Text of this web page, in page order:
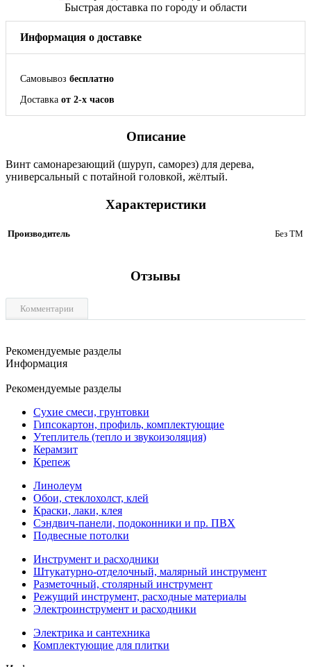
Быстрая доставка по городу и области
Информация о доставке
Самовывоз бесплатно
Доставка от 2-х часов
Описание
Винт самонарезающий (шуруп, саморез) для дерева,
универсальный с потайной головкой, жёлтый.
Характеристики
Производитель Без ТМ
Отзывы
Комментарии
Рекомендуемые разделы
Информация
Рекомендуемые разделы
Сухие смеси, грунтовки
Гипсокартон, профиль, комплектующие
Утеплитель (тепло и звукоизоляция)
Керамзит
Крепеж
Линолеум
Обои, стеклохолст, клей
Краски, лаки, клея
Сэндвич-панели, подоконники и пр. ПВХ
Подвесные потолки
Инструмент и расходники
Штукатурно-отделочный, малярный инструмент
Разметочный, столярный инструмент
Режущий инструмент, расходные материалы
Электроинструмент и расходники
Электрика и сантехника
Комплектующие для плитки